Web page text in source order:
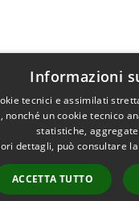
Informazioni
tecnici e assimilati
nonché un cookie tecnico
statistiche,
dettagli, può consultare
ACCETTA TUTTO